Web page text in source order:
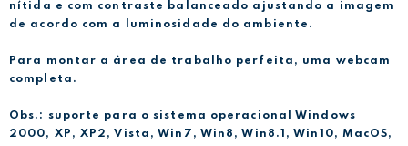
nítida e com contraste balanceado ajustando a imagem
de acordo com a luminosidade do ambiente.
Para montar a área de trabalho perfeita, uma webcam
completa.
Obs.: suporte para o sistema operacional Windows
2000, XP, XP2, Vista, Win7, Win8, Win8.1, Win10, MacOS,